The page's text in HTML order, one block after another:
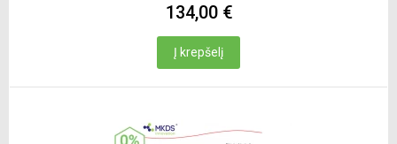
134,00 €
Į krepšelį